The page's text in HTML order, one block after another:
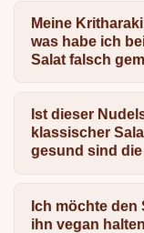
Meine
was habe ich
Salat falsch
Ist dieser
klassischer
gesund sind die
Ich möchte den
ihn vegan